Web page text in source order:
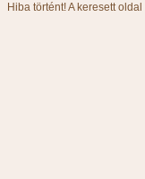
Hiba történt! A keresett